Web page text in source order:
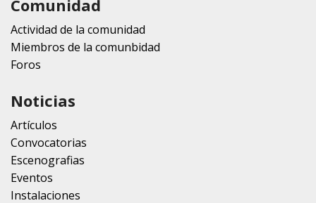
Comunidad
Actividad de la comunidad
Miembros de la comunbidad
Foros
Noticias
Artículos
Convocatorias
Escenografias
Eventos
Instalaciones